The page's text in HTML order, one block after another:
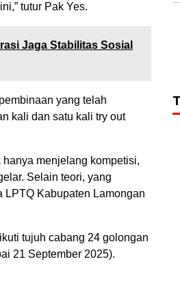
tutur Pak Yes.
Jaga Stabilitas Sosial
yang telah
kali dan satu kali try out
menjelang kompetisi,
Selain teori, yang
LPTQ Kabupaten Lamongan
tujuh cabang 24 golongan
21 September 2025).